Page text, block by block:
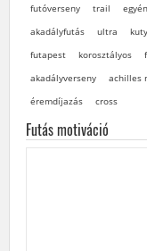
futóverseny
trail
akadályfutás
ultra
futapest
korosztályos
akadályverseny
achilles
éremdíjazás
cross
Futás motiváció